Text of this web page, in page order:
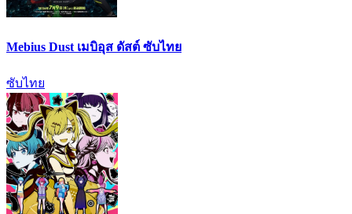
Mebius Dust เมบิอุส ดัสต์ ซับไทย
ซับไทย